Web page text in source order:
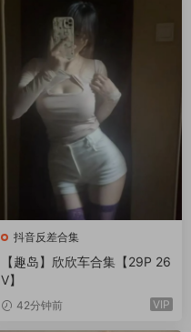
抖音反差合集
【趣岛】欣欣车合集【29P 26
V】
42分钟前 VIP